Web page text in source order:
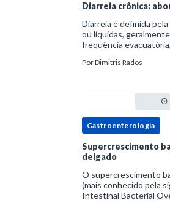
Diarreia crônica:
Diarreia é definida
ou líquidas,
frequência
prática, a consistência
PorDimitris Rados
Gastroenterologia
Supercrescimento
delgado
O supercrescimento
(mais conhecido pela
Intestinal Bacterial